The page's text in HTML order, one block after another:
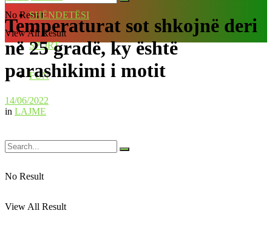
No Result
View All Result
SHËNDETËSI
SPORT
FUN
No Result
View All Result
Temperaturat sot shkojnë deri
në 25 gradë, ky është
parashikimi i motit
14/06/2022
in LAJME